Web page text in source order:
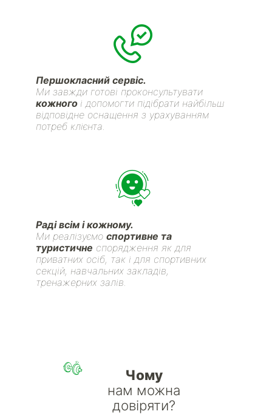
Першокласний сервіс.
Ми завжди готові проконсультувати
кожного і допомогти підібрати найбільш
відповідне оснащення з урахуванням
потреб клієнта.
Раді всім і кожному.
Ми реалізуємо спортивне та
туристичне спорядження як для
приватних осіб, так і для спортивних
секцій, навчальних закладів,
тренажерних залів.
Чому
нам можна
довіряти?